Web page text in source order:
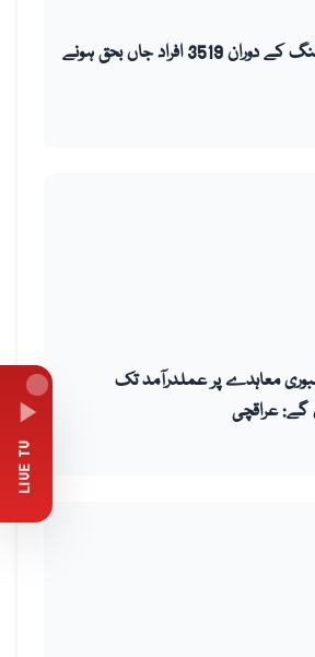
LIVE TV
ایران کی 40 روزہ جنگ کے دوران 3519 افراد جاں بحق ہونے
معاہدے پر عملدرآمد تک
گے: عراقچی